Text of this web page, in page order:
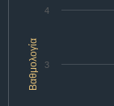
Βαθμολογία 3
4